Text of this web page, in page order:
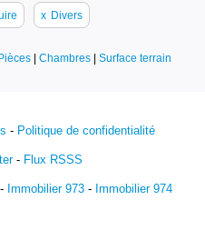
x Divers
| Chambres | Surface terrain
- Politique de confidentialité
- Flux RSSS
- Immobilier 973 - Immobilier 974